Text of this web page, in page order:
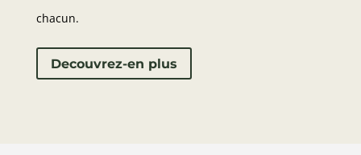
chacun.
Decouvrez-en plus